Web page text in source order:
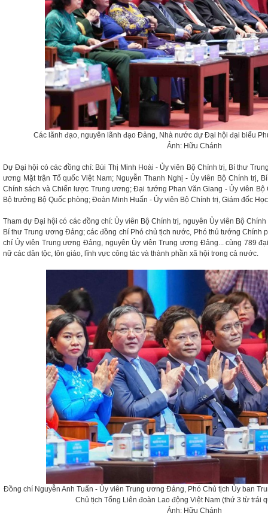
Các lãnh đạo, nguyên lãnh đạo Đảng, Nhà nước dự Đại hội đại biểu
Ảnh: Hữu Chánh
Dự Đại hội có các đồng chí: Bùi Thị Minh Hoài - Ủy viên Bộ Chính trị, Bí thư
ương Mặt trận Tổ quốc Việt Nam; Nguyễn Thanh Nghị - Ủy viên Bộ Chính trị,
Chính sách và Chiến lược Trung ương; Đại tướng Phan Văn Giang - Ủy viên
Bộ trưởng Bộ Quốc phòng; Đoàn Minh Huấn - Ủy viên Bộ Chính trị, Giám đốc
Tham dự Đại hội có các đồng chí: Ủy viên Bộ Chính trị, nguyên Ủy viên Bộ
Bí thư Trung ương Đảng; các đồng chí Phó chủ tịch nước, Phó thủ tướng Chính
chí Ủy viên Trung ương Đảng, nguyên Ủy viên Trung ương Đảng... cùng 789
nữ các dân tộc, tôn giáo, lĩnh vực công tác và thành phần xã hội trong cả nước.
Đồng chí Nguyễn Anh Tuấn - Ủy viên Trung ương Đảng, Phó Chủ tịch Ủy ban
Chủ tịch Tổng Liên đoàn Lao động Việt Nam (thứ 3 từ trái
Ảnh: Hữu Chánh